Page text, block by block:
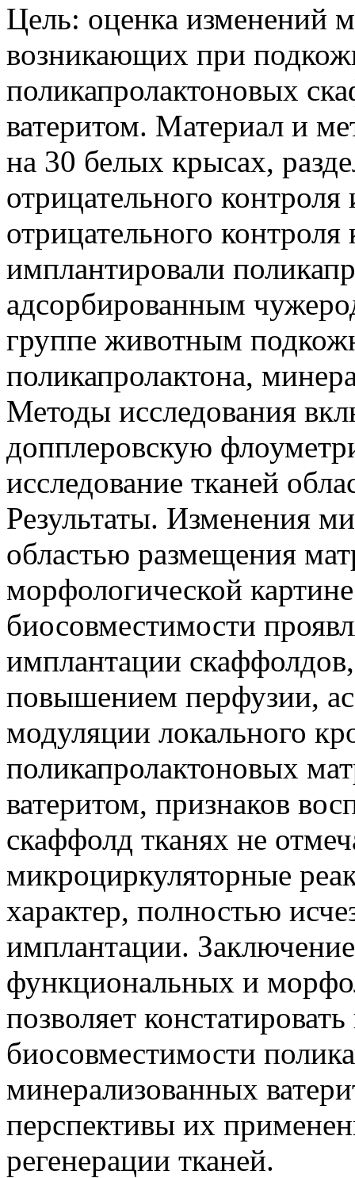
Цель: оценка изменений
возникающих при
поликапролактоновых
ватеритом. Материал и
на 30 белых крысах,
отрицательного
отрицательного
имплантировали
адсорбированным
группе животным
поликапролактона,
Методы исследования
допплеровскую
исследование тканей
Результаты. Изменения
областью размещения
морфологической
биосовместимости
имплантации
повышением перфузии,
модуляции локального
поликапролактоновых
ватеритом, признаков
скаффолд тканях не
микроциркуляторные
характер, полностью
имплантации.
функциональных и
позволяет
биосовместимости
минерализованных
перспективы их
регенерации тканей.